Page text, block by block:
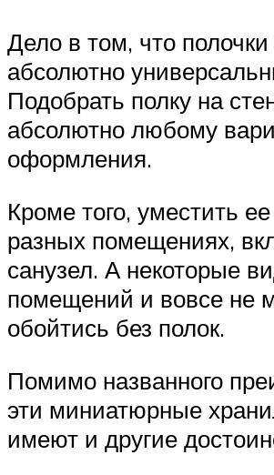
Дело в том, что полочки
абсолютно
Подобрать полку на
абсолютно любому
оформления.
Кроме того, уместить
разных помещениях,
санузел. А некоторые
помещений и вовсе не
обойтись без полок.
Помимо названного
эти миниатюрные
имеют и другие